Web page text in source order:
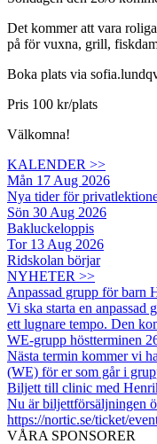
Det kommer att vara
på för vuxna, grill,
Boka plats via
Pris 100 kr/plats
Välkomna!
KALENDER >>
Mån 17 Aug 2026
Nya tider för
Sön 30 Aug 2026
Bakluckeloppis
Tor 13 Aug 2026
Ridskolan börjar
NYHETER >>
Anpassad grupp för barn
Vi ska starta en anpassad
ett lugnare tempo. Den
WE-grupp höstterminen
Nästa termin kommer vi
(WE) för er som går i
Biljett till clinic med
Nu är biljettförsäljningen
https://nortic.se/ticket/
VÅRA SPONSORER